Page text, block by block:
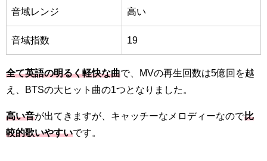
音域レンジ 高い
音域指数 19
全て英語の明るく軽快な曲で、MVの再生回数は5億回を越
え、BTSの大ヒット曲の1つとなりました。
高い音が出てきますが、キャッチーなメロディーなので比
較的歌いやすいです。